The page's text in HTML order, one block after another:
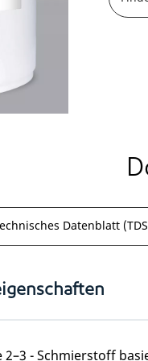
Datenblatt
2–3 - Schmierstoff